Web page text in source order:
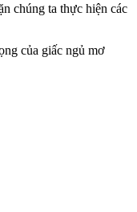
chúng ta thực hiện các
của giấc ngủ mơ